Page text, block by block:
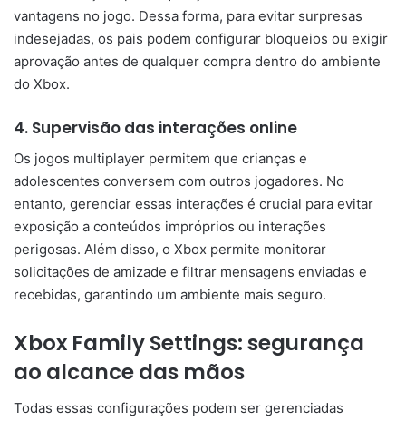
vantagens no jogo. Dessa forma, para evitar surpresas
indesejadas, os pais podem configurar bloqueios ou exigir
aprovação antes de qualquer compra dentro do ambiente
do Xbox.
4. Supervisão das interações online
Os jogos multiplayer permitem que crianças e
adolescentes conversem com outros jogadores. No
entanto, gerenciar essas interações é crucial para evitar
exposição a conteúdos impróprios ou interações
perigosas. Além disso, o Xbox permite monitorar
solicitações de amizade e filtrar mensagens enviadas e
recebidas, garantindo um ambiente mais seguro.
Xbox Family Settings: segurança
ao alcance das mãos
Todas essas configurações podem ser gerenciadas